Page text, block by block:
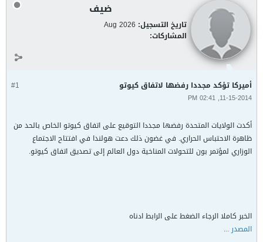
ضيف
تاريخ التسجيل: Aug 2026
المشاركات:
#1 أميركا تؤكد مجددا رفضها لاتفاق كيوتو
11-15-2014, 02:41 PM
أكدت الولايات المتحدة رفضها مجددا التوقيع على اتفاق كيوتو الخاص بالحد من
ظاهرة الاحتباس الحراري. في غضون ذلك دعت هولندا في افتتاح الاجتماع
الوزاري لمؤتمر بون للتحولات المناخية دول العالم إلى تصديق اتفاق كيوتو.
الخبر كاملا الرجاء الضغط على الرابط ادناه
المصدر ...